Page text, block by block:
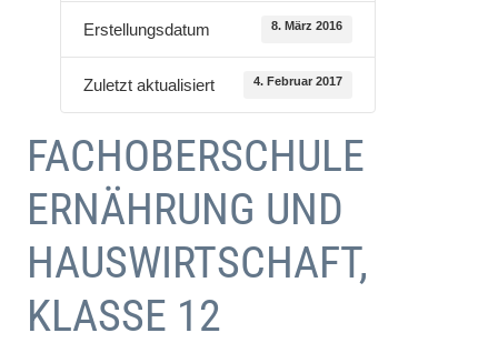
Erstellungsdatum 8. März 2016
Zuletzt aktualisiert 4. Februar 2017
FACHOBERSCHULE
ERNÄHRUNG UND
HAUSWIRTSCHAFT,
KLASSE 12